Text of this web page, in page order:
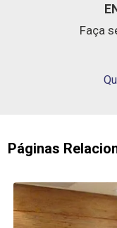
Faça
Páginas